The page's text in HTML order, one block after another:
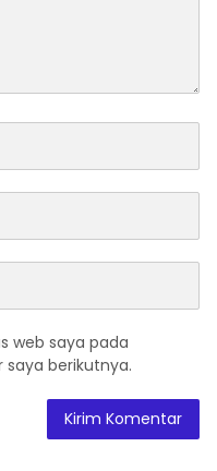
web saya pada
berikutnya.